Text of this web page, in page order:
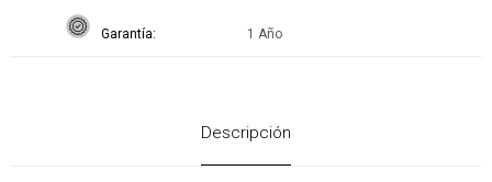
Garantía 1 Año
Descripción